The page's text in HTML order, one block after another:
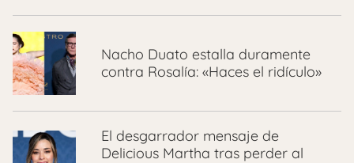
Nacho Duato estalla duramente
contra Rosalía: «Haces el ridículo»
El desgarrador mensaje de
Delicious Martha tras perder al